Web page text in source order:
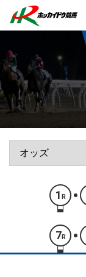
1 R
7 R